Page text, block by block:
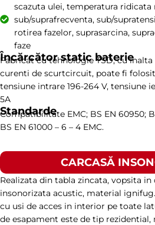
scazuta ulei, temperatura
sub/suprafrecventa, sub/
rotirea fazelor, suprasarcina,
faze
Încărcător static baterie
Fabricat cu tehnologie TSD, cu
curenti de scurtcircuit, poate fi
tensiune intrare 196-264 V, tensiune
5A
Standarde
Compatibilitate EMC; BS EN 60950;
BS EN 61000 – 6 – 4 EMC.
CARCASĂ
Realizata din tabla zincata, vopsita
insonorizata acustic, material
cu usi de acces in interior pe toate
de esapament este de tip